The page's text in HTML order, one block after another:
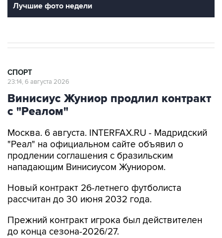
Лучшие фото недели
СПОРТ
23:14, 6 августа 2026
Винисиус Жуниор продлил контракт
с "Реалом"
Москва. 6 августа. INTERFAX.RU - Мадридский
"Реал" на официальном сайте объявил о
продлении соглашения с бразильским
нападающим Винисиусом Жуниором.
Новый контракт 26-летнего футболиста
рассчитан до 30 июня 2032 года.
Прежний контракт игрока был действителен
до конца сезона-2026/27.